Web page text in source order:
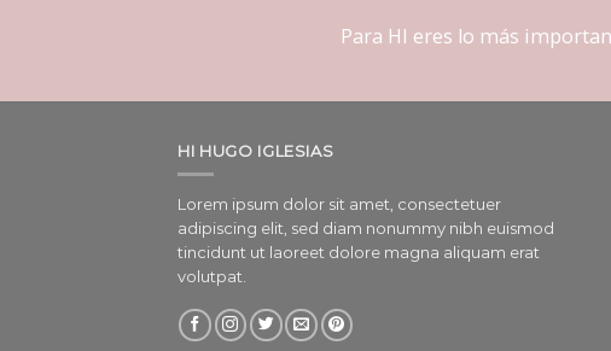
Para HI eres lo más
HI HUGO IGLESIAS
Lorem ipsum dolor sit amet, consectetuer
adipiscing elit, sed diam nonummy nibh euismod
tincidunt ut laoreet dolore magna aliquam erat
volutpat.